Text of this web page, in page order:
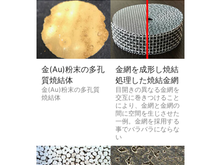
金(Au)粉末の多孔
質焼結体
金(Au)粉末の多孔質
焼結体
金網を成形し焼結
処理した焼結金網
目開きの異なる金網を
交互に巻きつけること
により、金網と金網の
間に空間を生じさせた
一例。金網を採用する
事でバラバラにならな
い